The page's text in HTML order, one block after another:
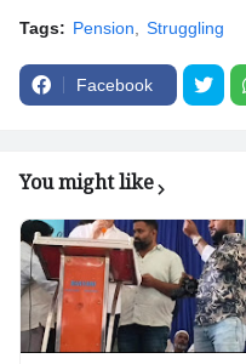
Tags: Pension Struggling
Facebook
You might like